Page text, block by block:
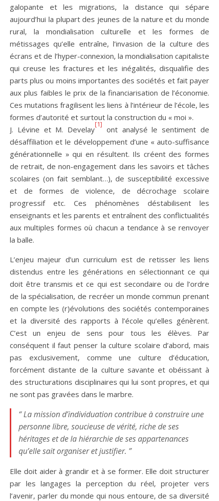
galopante et les migrations, la distance qui sépare
aujourd’hui la plupart des jeunes de la nature et du monde
rural, la mondialisation culturelle et les formes de
métissages qu’elle entraîne, l’invasion de la culture des
écrans et de l’hyper-connexion, la mondialisation capitaliste
qui creuse les fractures et les inégalités, disqualifie des
parts plus ou moins importantes des sociétés et fait payer
aux plus faibles le prix de la financiarisation de l’économie.
Ces mutations fragilisent les liens à l’intérieur de l’école, les
formes d’autorité et surtout la construction du « moi ».
J. Lévine et M. Develay
[1]
ont analysé le sentiment de
désaffiliation et le développement d’une « auto-suffisance
générationnelle » qui en résultent. Ils créent des formes
de retrait, de non-engagement dans les savoirs et tâches
scolaires (on fait semblant…), de susceptibilité excessive
et de formes de violence, de décrochage scolaire
progressif etc. Ces phénomènes déstabilisent les
enseignants et les parents et entraînent des conflictualités
aux multiples formes où chacun a tendance à se renvoyer
la balle.
L’enjeu majeur d’un curriculum est de retisser les liens
distendus entre les générations en sélectionnant ce qui
doit être transmis et ce qui est secondaire ou de l’ordre
de la spécialisation, de recréer un monde commun prenant
en compte les (r)évolutions des sociétés contemporaines
et la diversité des rapports à l’école qu’elles génèrent.
C’est un enjeu de sens pour tous les élèves. Par
conséquent il faut penser la culture scolaire d’abord, mais
pas exclusivement, comme une culture d’éducation,
forcément distante de la culture savante et obéissant à
des structurations disciplinaires qui lui sont propres, et qui
ne sont pas gravées dans le marbre.
“ La mission d’individuation contribue à construire une
personne libre, soucieuse de vérité, riche de ses
héritages et de la hiérarchie de ses appartenances
qu’elle sait organiser et justifier. ”
Elle doit aider à grandir et à se former. Elle doit structurer
par les langages la perception du réel, projeter vers
l’avenir, parler du monde qui nous entoure, de sa diversité